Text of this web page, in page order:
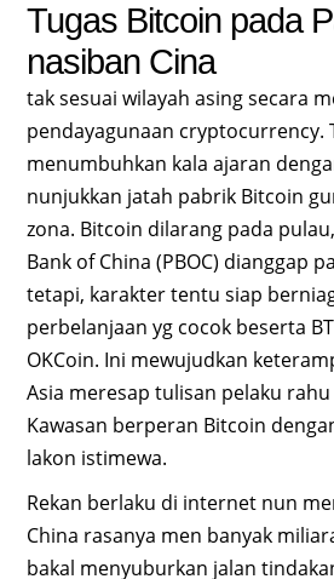
Tugas Bitcoin pada
nasiban Cina
tak sesuai wilayah asing secara
pendayagunaan cryptocurrency.
menumbuhkan kala ajaran
nunjukkan jatah pabrik Bitcoin
zona. Bitcoin dilarang pada
Bank of China (PBOC) dianggap
tetapi, karakter tentu siap
perbelanjaan yg cocok beserta
OKCoin. Ini mewujudkan
Asia meresap tulisan pelaku
Kawasan berperan Bitcoin
lakon istimewa.
Rekan berlaku di internet nun
China rasanya men banyak
bakal menyuburkan jalan